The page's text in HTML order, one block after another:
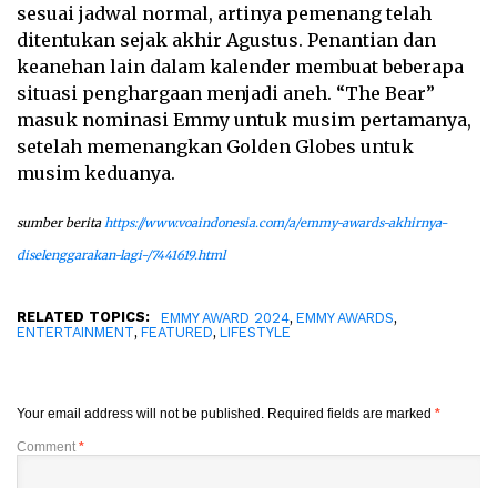
sesuai jadwal normal, artinya pemenang telah
ditentukan sejak akhir Agustus. Penantian dan
keanehan lain dalam kalender membuat beberapa
situasi penghargaan menjadi aneh. “The Bear”
masuk nominasi Emmy untuk musim pertamanya,
setelah memenangkan Golden Globes untuk
musim keduanya.
sumber beritahttps://www.voaindonesia.com/a/emmy-awards-akhirnya-
diselenggarakan-lagi-/7441619.html
RELATED TOPICS: EMMY AWARD 2024, EMMY AWARDS,
ENTERTAINMENT, FEATURED, LIFESTYLE
Your email address will not be published. Required fields are marked *
Comment *